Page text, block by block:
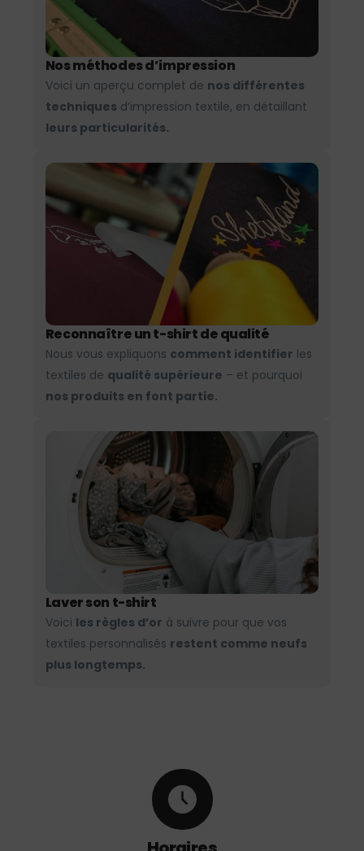
Nos méthodes d’impression
Voici un aperçu complet de nos différentes
techniques d’impression textile, en détaillant
leurs particularités.
Reconnaître un t-shirt de qualité
Nous vous expliquons comment identifier les
textiles de qualité supérieure – et pourquoi
nos produits en font partie.
Laver son t-shirt
Voici les règles d’or à suivre pour que vos
textiles personnalisés restent comme neufs
plus longtemps.